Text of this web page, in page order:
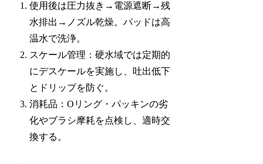
使用後は圧力抜き→電源遮断→残
水排出→ノズル乾燥。パッドは高
温水で洗浄。
スケール管理：硬水域では定期的
にデスケールを実施し、吐出低下
とドリップを防ぐ。
消耗品：Oリング・パッキンの劣
化やブラシ摩耗を点検し、適時交
換する。